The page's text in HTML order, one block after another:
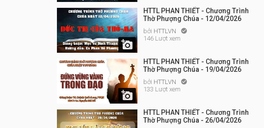

HTTL PHAN THIẾT - Chương Trình
Thờ Phượng Chúa - 12/04/2026
bởi HTTLVN 
146 Lượt xem

HTTL PHAN THIẾT - Chương Trình
Thờ Phượng Chúa - 19/04/2026
bởi HTTLVN 
133 Lượt xem
HTTL PHAN THIẾT - Chương Trình
Thờ Phượng Chúa - 26/04/2026